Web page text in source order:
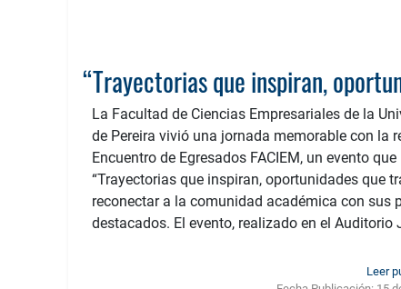
La Facultad de Ciencias Empresariales de la
de Pereira vivió una jornada memorable con la
Encuentro de Egresados FACIEM, un evento
“Trayectorias que inspiran, oportunidades que
reconectar a la comunidad académica con sus
destacados. El evento, realizado en el Auditorio
Leer